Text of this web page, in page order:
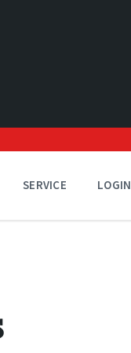
SERVICE LOGIN